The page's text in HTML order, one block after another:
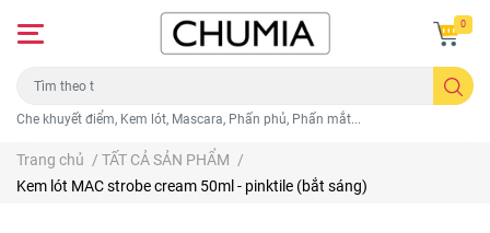
Che khuyết điểm, Kem lót, Mascara, Phấn phủ, Phấn mắt...
0
Trang chủ / TẤT CẢ SẢN PHẨM /
Kem lót MAC strobe cream 50ml - pinktile (bắt sáng)